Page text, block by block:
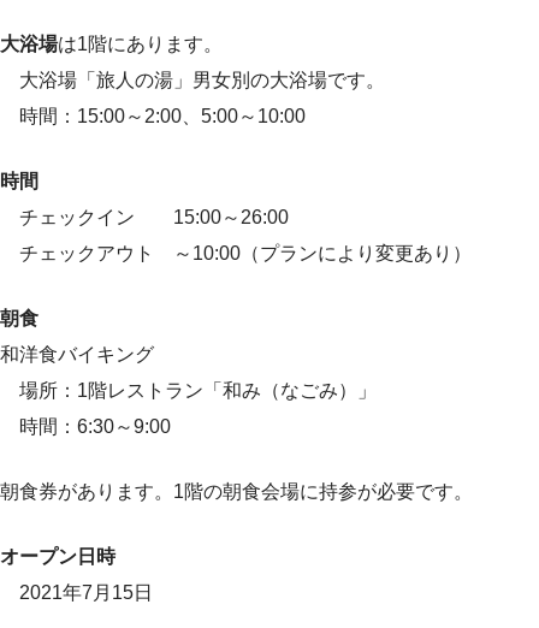
大浴場は1階にあります。
大浴場「旅人の湯」男女別の大浴場です。
時間：15:00～2:00、5:00～10:00
時間
チェックイン 15:00～26:00
チェックアウト ～10:00（プランにより変更あり）
朝食
和洋食バイキング
場所：1階レストラン「和み（なごみ）」
時間：6:30～9:00
朝食券があります。1階の朝食会場に持参が必要です。
オープン日時
2021年7月15日